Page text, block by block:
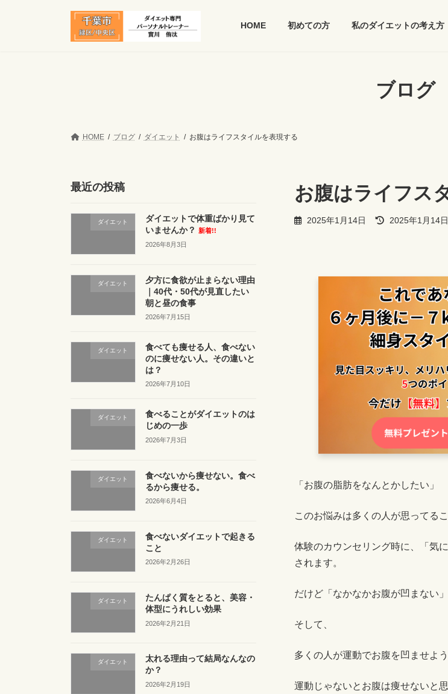
HOME 初めての方 私のダイエットの考え方
ブログ
HOME ブログ ダイエット お腹はライフスタイルを表現する
お腹はライフス
2025年1月14日
最
終
2025年1月14日
「お腹の脂肪をなんとかしたい」
このお悩みは多くの人が思ってる
体験のカウンセリング時に、「気
されます。
だけど「なかなかお腹が凹まない
そして、
多くの人が運動でお腹を凹ませよ
運動じゃないとお腹は痩せないと思
最近の投稿
ダイエット
ダイエットで体重ばかり見て
いませんか？ 新着!!
2026年8月3日
ダイエット
夕方に食欲が止まらない理由
｜40代・50代が見直したい
朝と昼の食事
2026年7月15日
ダイエット
食べても痩せる人、食べない
のに痩せない人。その違いと
は？
2026年7月10日
ダイエット
食べることがダイエットのは
じめの一歩
2026年7月3日
ダイエット
食べないから痩せない。食べ
るから痩せる。
2026年6月4日
ダイエット
食べないダイエットで起きる
こと
2026年2月26日
ダイエット
たんぱく質をとると、美容・
体型にうれしい効果
2026年2月21日
ダイエット
太れる理由って結局なんなの
か？
2026年2月19日